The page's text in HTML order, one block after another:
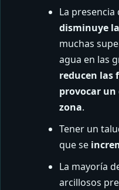
La
disminuye
muchas
agua en las
reducen las
provocar un
zona.
Tener un
que se
La mayoría
arcillosos